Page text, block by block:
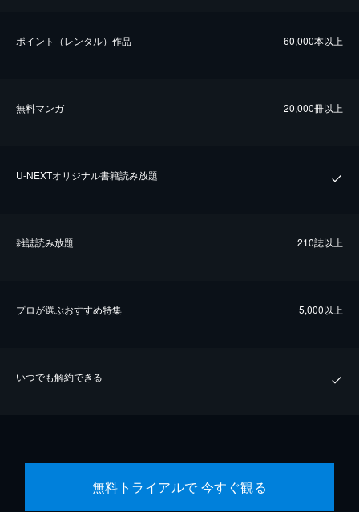
ポイント（レンタル）作品 60,000本以上
無料マンガ 20,000冊以上
U-NEXTオリジナル書籍読み放題
雑誌読み放題 210誌以上
プロが選ぶおすすめ特集 5,000以上
いつでも解約できる
無料トライアルで 今すぐ観る